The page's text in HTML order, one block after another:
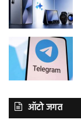
ऑटो जगत